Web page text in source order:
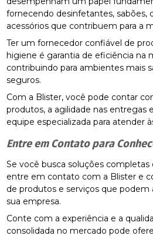
fornecendo desinfetantes, sabões,
acessórios que contribuem para a
Ter um fornecedor confiável de
higiene é garantia de eficiência na
contribuindo para ambientes mais
seguros.
Com a Blister, você pode contar
produtos, a agilidade nas entregas
equipe especializada para atender
Entre em Contato para
Se você busca soluções
entre em contato com a Blister e
de produtos e serviços que podem
sua empresa.
Conte com a experiência e a
consolidada no mercado pode